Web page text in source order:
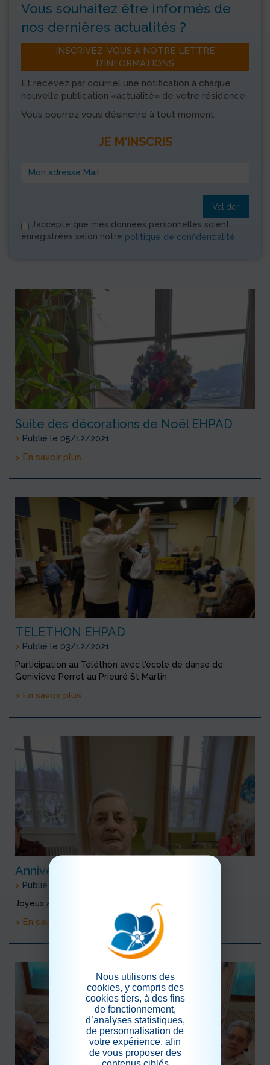
Vous souhaitez être informés de
nos dernières actualités ?
INSCRIVEZ-VOUS À NOTRE LETTRE
D’INFORMATIONS
Et recevez par courriel une notification à chaque
nouvelle publication «actualité» de votre résidence.
Vous pourrez vous désincrire à tout moment.
JE M'INSCRIS
Valider
J’accepte que mes données personnelles soient
enregistrées selon notre politique de confidentialité
Suite des décorations de Noël EHPAD
> Publié le 05/12/2021
> En savoir plus
TELETHON EHPAD
> Publié le 03/12/2021
Participation au Téléthon avec l'école de danse de
Geniviève Perret au Prieuré St Martin
> En savoir plus
Anniversaires de Novembre
> Publié le 30/11/2021
Joyeux anniversaires à ses résidents.
> En savoir plus
Nous utilisons des
cookies, y compris des
cookies tiers, à des fins
de fonctionnement,
d’analyses statistiques,
de personnalisation de
votre expérience, afin
de vous proposer des
contenus ciblés